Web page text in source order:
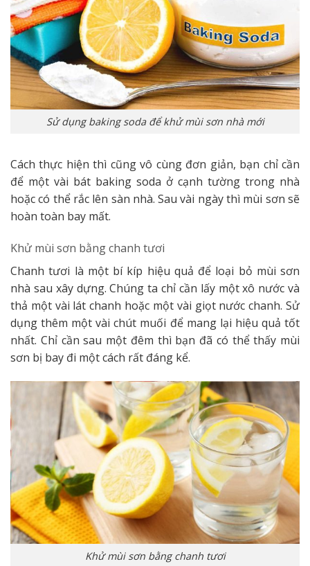
Sử dụng baking soda để khử mùi sơn nhà mới
Cách thực hiện thì cũng vô cùng đơn giản, bạn chỉ cần
để một vài bát baking soda ở cạnh tường trong nhà
hoặc có thể rắc lên sàn nhà. Sau vài ngày thì mùi sơn sẽ
hoàn toàn bay mất.
Khử mùi sơn bằng chanh tươi
Chanh tươi là một bí kíp hiệu quả để loại bỏ mùi sơn
nhà sau xây dựng. Chúng ta chỉ cần lấy một xô nước và
thả một vài lát chanh hoặc một vài giọt nước chanh. Sử
dụng thêm một vài chút muối để mang lại hiệu quả tốt
nhất. Chỉ cần sau một đêm thì bạn đã có thể thấy mùi
sơn bị bay đi một cách rất đáng kể.
Khử mùi sơn bằng chanh tươi